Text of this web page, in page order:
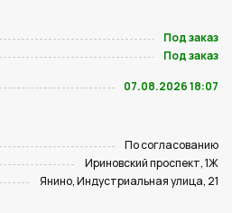
Под заказ
Под заказ
07.08.2026 18:07
По согласованию
Ириновский проспект, 1Ж
Янино, Индустриальная улица, 21